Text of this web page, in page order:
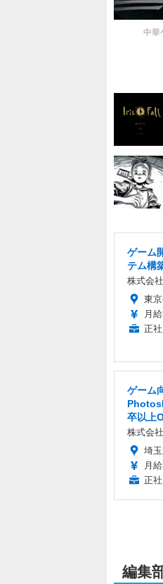
中華
ゲーム
テム構
株式会
東
月
正社
ゲーム
卒以上
株式会
埼
月
正社
編集